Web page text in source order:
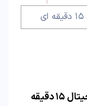
استراتژی ارز دیجیتال ۱۵ دقیقه